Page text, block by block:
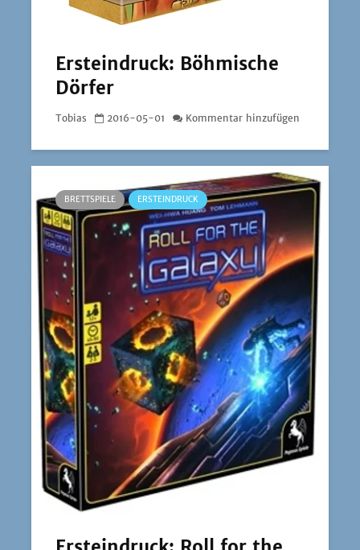
Ersteindruck: Böhmische
Dörfer
Tobias 2016-05-01 Kommentar hinzufügen
BRETTSPIELE ERSTEINDRUCK